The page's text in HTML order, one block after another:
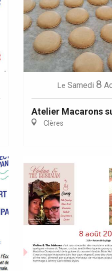
Le Samedi 8
Atelier Macarons
Clères